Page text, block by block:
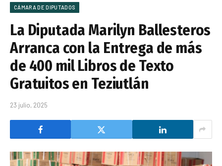
CÁMARA DE DIPUTADOS
La Diputada Marilyn Ballesteros
Arranca con la Entrega de más
de 400 mil Libros de Texto
Gratuitos en Teziutlán
23 julio, 2025